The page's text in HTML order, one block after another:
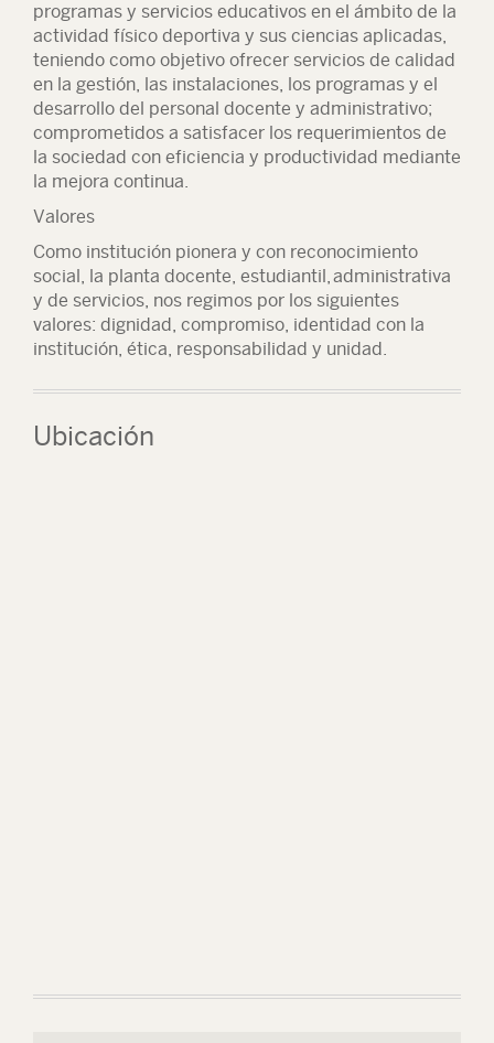
programas y servicios educativos en el ámbito de la
actividad físico deportiva y sus ciencias aplicadas,
teniendo como objetivo ofrecer servicios de calidad
en la gestión, las instalaciones, los programas y el
desarrollo del personal docente y administrativo;
comprometidos a satisfacer los requerimientos de
la sociedad con eficiencia y productividad mediante
la mejora continua.
Valores
Como institución pionera y con reconocimiento
social, la planta docente, estudiantil, administrativa
y de servicios, nos regimos por los siguientes
valores: dignidad, compromiso, identidad con la
institución, ética, responsabilidad y unidad.
Ubicación